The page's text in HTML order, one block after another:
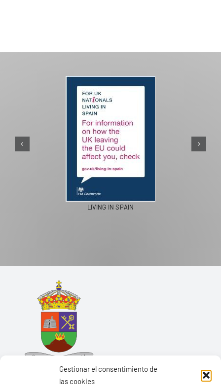
Gestionar el consentimiento de
las cookies
LIVING IN SPAIN